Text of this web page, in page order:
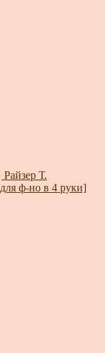
Райзер Т.
ф-но в 4 руки]